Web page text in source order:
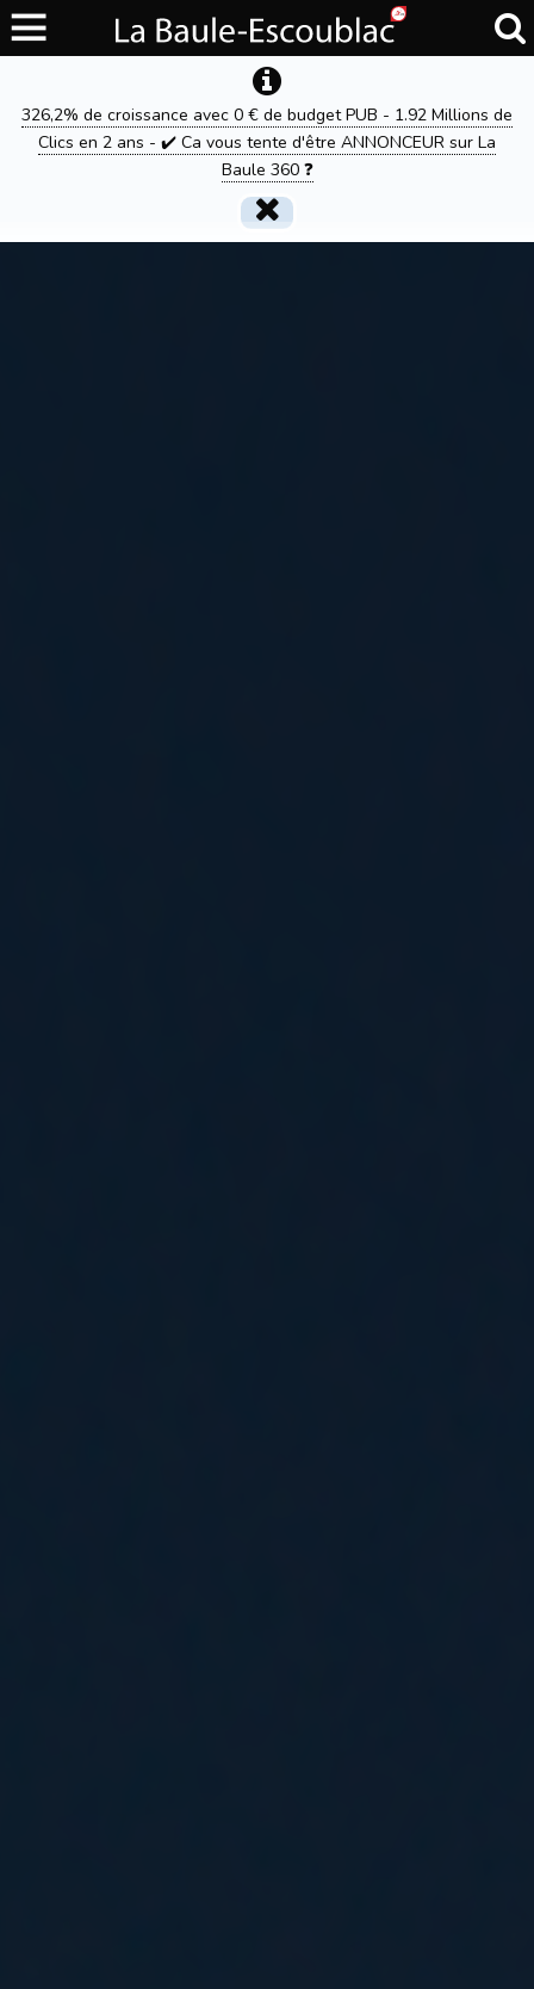
326,2% de croissance avec 0 € de budget PUB - 1.92 Millions de
Clics en 2 ans - ✔️ Ca vous tente d'être ANNONCEUR sur La
Baule 360 ❓